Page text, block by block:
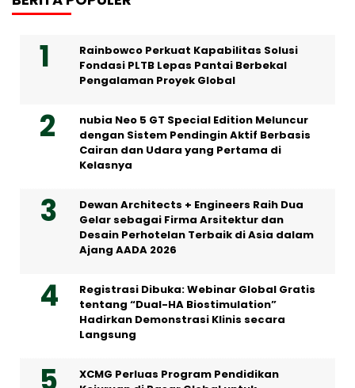
Rainbowco Perkuat Kapabilitas Solusi
Fondasi PLTB Lepas Pantai Berbekal
Pengalaman Proyek Global
nubia Neo 5 GT Special Edition Meluncur
dengan Sistem Pendingin Aktif Berbasis
Cairan dan Udara yang Pertama di
Kelasnya
Dewan Architects + Engineers Raih Dua
Gelar sebagai Firma Arsitektur dan
Desain Perhotelan Terbaik di Asia dalam
Ajang AADA 2026
Registrasi Dibuka: Webinar Global Gratis
tentang “Dual-HA Biostimulation”
Hadirkan Demonstrasi Klinis secara
Langsung
XCMG Perluas Program Pendidikan